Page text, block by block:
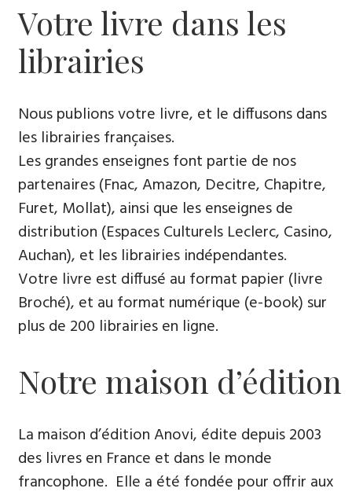
Votre livre dans les
librairies
Nous publions votre livre, et le diffusons dans
les librairies françaises.
Les grandes enseignes font partie de nos
partenaires (Fnac, Amazon, Decitre, Chapitre,
Furet, Mollat), ainsi que les enseignes de
distribution (Espaces Culturels Leclerc, Casino,
Auchan), et les librairies indépendantes.
Votre livre est diffusé au format papier (livre
Broché), et au format numérique (e-book) sur
plus de 200 librairies en ligne.
Notre maison d’édition
La maison d’édition Anovi, édite depuis 2003
des livres en France et dans le monde
francophone. Elle a été fondée pour offrir aux